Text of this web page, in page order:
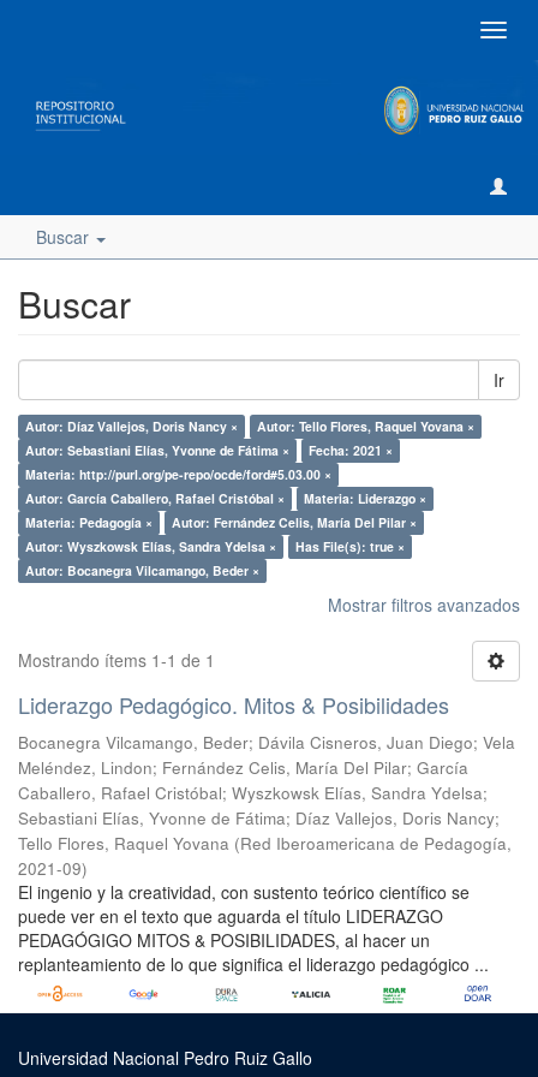
Buscar
Buscar
Ir
Autor: Díaz Vallejos, Doris Nancy ×
Autor: Tello Flores, Raquel Yovana ×
Autor: Sebastiani Elías, Yvonne de Fátima ×
Fecha: 2021 ×
Materia: http://purl.org/pe-repo/ocde/ford#5.03.00 ×
Autor: García Caballero, Rafael Cristóbal ×
Materia: Liderazgo ×
Materia: Pedagogía ×
Autor: Fernández Celis, María Del Pilar ×
Autor: Wyszkowsk Elías, Sandra Ydelsa ×
Has File(s): true ×
Autor: Bocanegra Vilcamango, Beder ×
Mostrar filtros avanzados
Mostrando ítems 1-1 de 1
Liderazgo Pedagógico. Mitos & Posibilidades
Bocanegra Vilcamango, Beder; Dávila Cisneros, Juan Diego; Vela
Meléndez, Lindon; Fernández Celis, María Del Pilar; García
Caballero, Rafael Cristóbal; Wyszkowsk Elías, Sandra Ydelsa;
Sebastiani Elías, Yvonne de Fátima; Díaz Vallejos, Doris Nancy;
Tello Flores, Raquel Yovana (Red Iberoamericana de Pedagogía,
2021-09)
El ingenio y la creatividad, con sustento teórico científico se
puede ver en el texto que aguarda el título LIDERAZGO
PEDAGÓGIGO MITOS & POSIBILIDADES, al hacer un
replanteamiento de lo que significa el liderazgo pedagógico ...
Universidad Nacional Pedro Ruiz Gallo